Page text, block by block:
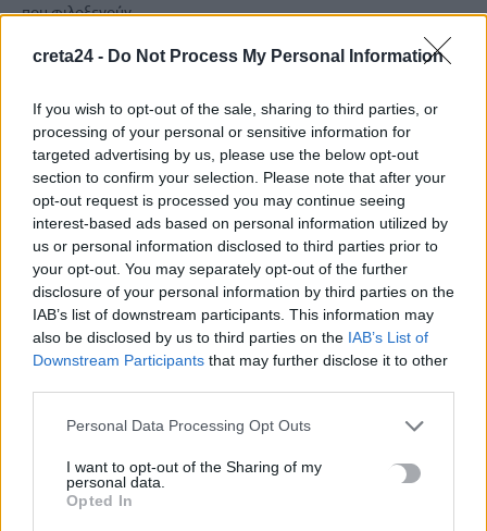
creta24 - Do Not Process My Personal Information
If you wish to opt-out of the sale, sharing to third parties, or
processing of your personal or sensitive information for
targeted advertising by us, please use the below opt-out
section to confirm your selection. Please note that after your
opt-out request is processed you may continue seeing
interest-based ads based on personal information utilized by
us or personal information disclosed to third parties prior to
your opt-out. You may separately opt-out of the further
disclosure of your personal information by third parties on the
IAB’s list of downstream participants. This information may
also be disclosed by us to third parties on the IAB’s List of
Downstream Participants that may further disclose it to other
Personal Data Processing Opt Outs
I want to opt-out of the Sharing of my
personal data.
Opted In
που φιλοξενούν…
ΡΟΗ ΕΙΔΗΣΕΩΝ
Ηράκλειο: Δωρεά στο Γραφείο Ανηλίκων από την Ένωση
Αστυνομικών Υπαλλήλων
6 Αυγούστου, 2026
Αγροτικές ενισχύσεις 2026: Πώς γίνεται η αίτηση στο myAGRO
που παρουσίασε ο Μητσοτάκης – Όλες οι προθεσμίες
Η αποκαλυπτική κατάθεση της συζύγου του Αφγανού: Πώς
6 Αυγούστου, 2026